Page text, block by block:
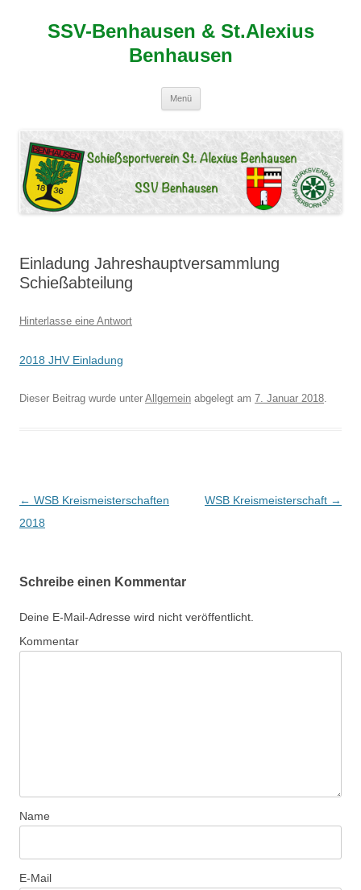
SSV-Benhausen & St.Alexius
Benhausen
Menü
Einladung Jahreshauptversammlung
Schießabteilung
Hinterlasse eine Antwort
2018 JHV Einladung
Dieser Beitrag wurde unter Allgemein abgelegt am 7. Januar 2018.
Artikel-
Navigation
← WSB Kreismeisterschaften
2018
WSB Kreismeisterschaft →
Schreibe einen Kommentar
Deine E-Mail-Adresse wird nicht veröffentlicht.
Kommentar
Name
E-Mail